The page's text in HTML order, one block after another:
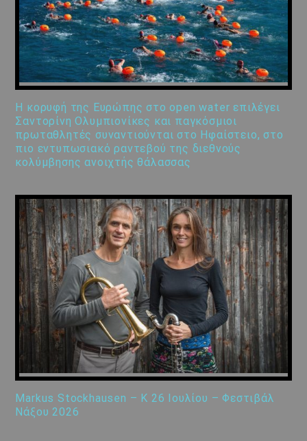
Η κορυφή της Ευρώπης στο open water επιλέγει
Σαντορίνη Ολυμπιονίκες και παγκόσμιοι
πρωταθλητές συναντιούνται στο Ηφαίστειο, στο
πιο εντυπωσιακό ραντεβού της διεθνούς
κολύμβησης ανοιχτής θάλασσας
Markus Stockhausen – K 26 Ιουλίου – Φεστιβάλ
Νάξου 2026